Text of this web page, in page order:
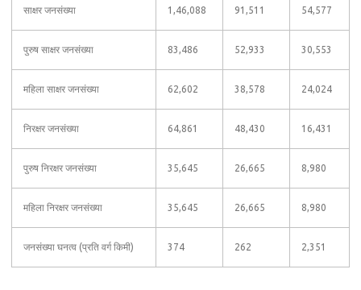
साक्षर जनसंख्या 1,46,088 91,511 54,577
पुरुष साक्षर जनसंख्या 83,486 52,933 30,553
महिला साक्षर जनसंख्या 62,602 38,578 24,024
निरक्षर जनसंख्या 64,861 48,430 16,431
पुरुष निरक्षर जनसंख्या 35,645 26,665 8,980
महिला निरक्षर जनसंख्या 35,645 26,665 8,980
जनसंख्या घनत्व (प्रति वर्ग किमी) 374 262 2,351